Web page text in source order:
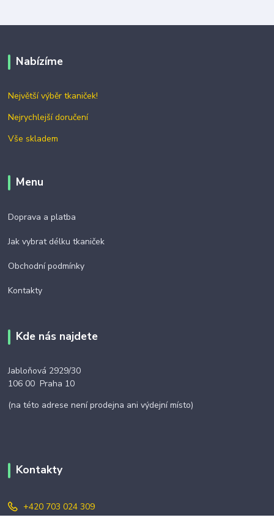
Nabízíme
Největší výběr tkaniček!
Nejrychlejší doručení
Vše skladem
Menu
Doprava a platba
Jak vybrat délku tkaniček
Obchodní podmínky
Kontakty
Kde nás najdete
Jabloňová 2929/30
106 00 Praha 10
(na této adrese není prodejna ani výdejní místo)
Kontakty
+420 703 024 309